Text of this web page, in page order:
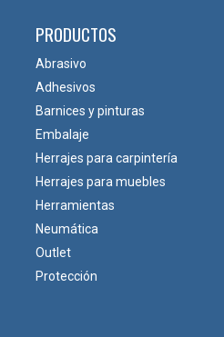
PRODUCTOS
Abrasivo
Adhesivos
Barnices y pinturas
Embalaje
Herrajes para carpintería
Herrajes para muebles
Herramientas
Neumática
Outlet
Protección